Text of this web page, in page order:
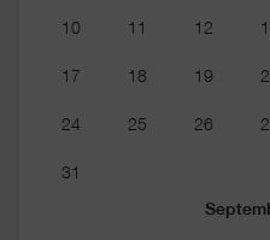
10 11 12
17 18 19
24 25 26
31